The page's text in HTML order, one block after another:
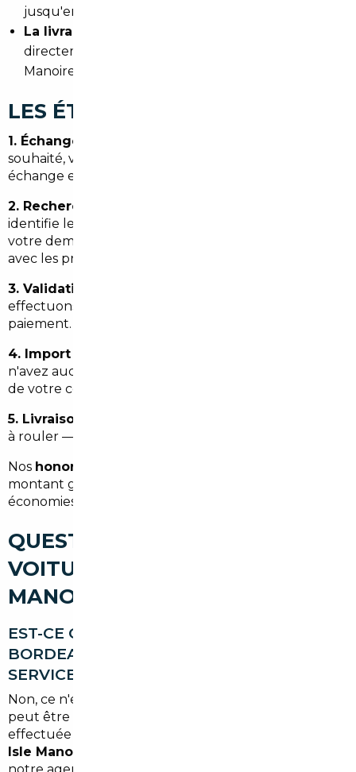
jusqu'en France
La livraison
directement à votre domicile à Boulazac Isle
Manoire, selon votre préférence et l'option choisie
LES ÉTAPES, SIMPLEMENT
1. Échange initial :
souhaité, votre budget et vos contraintes. Cet
échange est gratuit et sans engagement.
2. Recherche et sélection :
identifie les meilleures opportunités correspondant à
votre demande. Vous recevez une sélection claire
avec les prix et les délais estimés.
3. Validation :
effectuons les vérifications nécessaires avant tout
paiement.
4. Import et formalités :
n'avez aucune démarche administrative à effectuer
de votre côté.
5. Livraison :
à rouler — à l'adresse de votre choix.
Nos honoraires démarrent à partir de 1 500 €
montant généralement largement compensé par les
économies réalisées sur le prix du véhicule.
QUESTIONS SUR L'IMPORT DE
VOITURE À BOULAZAC ISLE
MANOIRE
EST-CE QUE JE DOIS ME DÉPLACER À
BORDEAUX POUR UTILISER VOTRE
SERVICE ?
Non, ce n'est pas obligatoire. L'ensemble du process
peut être géré à distance. La livraison peut être
effectuée directement à votre domicile à
Isle Manoire